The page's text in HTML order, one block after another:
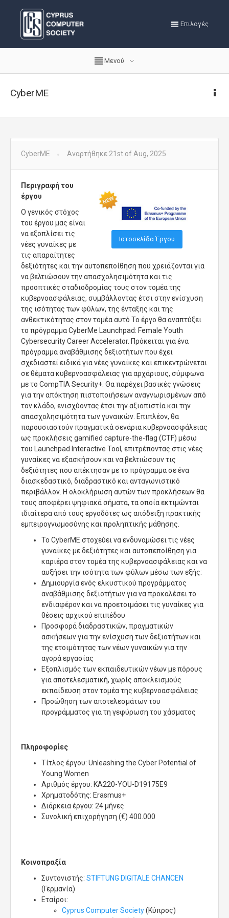
Επιλογές
Μενού
CyberME
CyberME Αναρτήθηκε 21st of Aug, 2025
Ιστοσελίδα Έργου
Περιγραφή του
έργου
Ο γενικός στόχος
του έργου μας είναι
να εξοπλίσει τις
νέες γυναίκες με
τις απαραίτητες
δεξιότητες και την αυτοπεποίθηση που χρειάζονται για
να βελτιώσουν την απασχολησιμότητα και τις
προοπτικές σταδιοδρομίας τους στον τομέα της
κυβερνοασφάλειας, συμβάλλοντας έτσι στην ενίσχυση
της ισότητας των φύλων, της ένταξης και της
ανθεκτικότητας στον τομέα αυτό Το έργο θα αναπτύξει
το πρόγραμμα CyberMe Launchpad: Female Youth
Cybersecurity Career Accelerator. Πρόκειται για ένα
πρόγραμμα αναβάθμισης δεξιοτήτων που έχει
σχεδιαστεί ειδικά για νέες γυναίκες και επικεντρώνεται
σε θέματα κυβερνοασφάλειας για αρχάριους, σύμφωνα
με το CompTIA Security+. Θα παρέχει βασικές γνώσεις
για την απόκτηση πιστοποιήσεων αναγνωρισμένων από
τον κλάδο, ενισχύοντας έτσι την αξιοπιστία και την
απασχολησιμότητα των γυναικών. Επιπλέον, θα
παρουσιαστούν πραγματικά σενάρια κυβερνοασφάλειας
ως προκλήσεις gamified capture-the-flag (CTF) μέσω
του Launchpad Interactive Tool, επιτρέποντας στις νέες
γυναίκες να εξασκήσουν και να βελτιώσουν τις
δεξιότητες που απέκτησαν με το πρόγραμμα σε ένα
διασκεδαστικό, διαδραστικό και ανταγωνιστικό
περιβάλλον. Η ολοκλήρωση αυτών των προκλήσεων θα
τους αποφέρει ψηφιακά σήματα, τα οποία εκτιμώνται
ιδιαίτερα από τους εργοδότες ως απόδειξη πρακτικής
εμπειρογνωμοσύνης και προληπτικής μάθησης.
Το CyberME στοχεύει να ενδυναμώσει τις νέες
γυναίκες με δεξιότητες και αυτοπεποίθηση για
καριέρα στον τομέα της κυβερνοασφάλειας και να
αυξήσει την ισότητα των φύλων μέσω των εξής:
Δημιουργία ενός ελκυστικού προγράμματος
αναβάθμισης δεξιοτήτων για να προκαλέσει το
ενδιαφέρον και να προετοιμάσει τις γυναίκες για
θέσεις αρχικού επιπέδου
Προσφορά διαδραστικών, πραγματικών
ασκήσεων για την ενίσχυση των δεξιοτήτων και
της ετοιμότητας των νέων γυναικών για την
αγορά εργασίας
Εξοπλισμός των εκπαιδευτικών νέων με πόρους
για αποτελεσματική, χωρίς αποκλεισμούς
εκπαίδευση στον τομέα της κυβερνοασφάλειας
Προώθηση των αποτελεσμάτων του
προγράμματος για τη γεφύρωση του χάσματος
Πληροφορίες
Τίτλος έργου: Unleashing the Cyber Potential of
Young Women
Αριθμός έργου: KA220-YOU-D19175E9
Χρηματοδότης: Erasmus+
Διάρκεια έργου: 24 μήνες
Συνολική επιχορήγηση (€) 400.000
Κοινοπραξία
Συντονιστής: STIFTUNG DIGITALE CHANCEN
(Γερμανία)
Εταίροι:
Cyprus Computer Society(Κύπρος)